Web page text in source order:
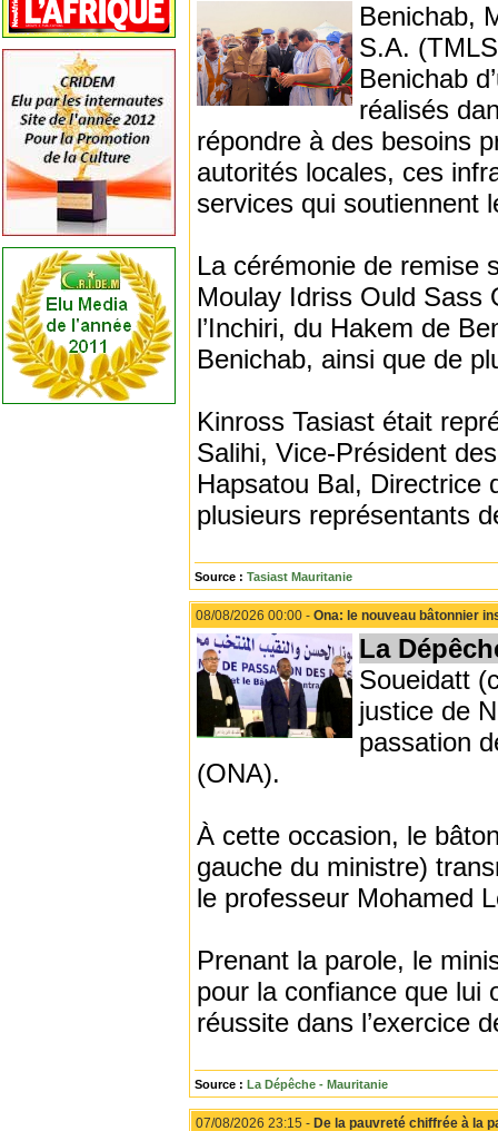
Benichab,
S.A.
Benichab
réalisés
répondre à des besoins
autorités locales, ces
services qui soutiennent
La cérémonie de remise
Moulay Idriss Ould Sass
l’Inchiri, du Hakem de
Benichab, ainsi que de
Kinross Tasiast était
Salihi, Vice-Président
Hapsatou Bal, Directrice
plusieurs représentants
Source : Tasiast Mauritanie
08/08/2026 00:00 - Ona: le nouveau bâtonnier
La
Soueidatt
justice de
passation
(ONA).
À cette occasion, le
gauche du ministre)
le professeur Mohamed
Prenant la parole, le
pour la confiance que lui
réussite dans l’exercice
Source : La Dépêche - Mauritanie
07/08/2026 23:15 - De la pauvreté chiffrée à la